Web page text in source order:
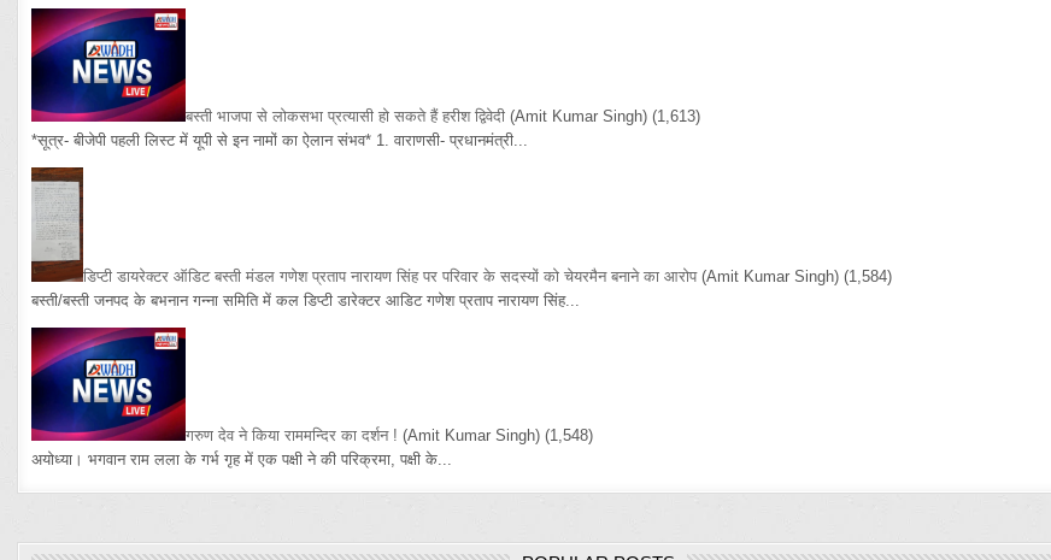
बस्ती भाजपा से लोकसभा प्रत्यासी हो सकते हैं हरीश द्विवेदी (Amit Kumar Singh) (1,613)
*सूत्र- बीजेपी पहली लिस्ट में यूपी से इन नामों का ऐलान संभव* 1. वाराणसी- प्रधानमंत्री...
डिप्टी डायरेक्टर ऑडिट बस्ती मंडल गणेश प्रताप नारायण सिंह पर परिवार के सदस्यों को चेयरमैन बनाने का आरोप (Amit Kumar Singh) (1,584)
बस्ती/बस्ती जनपद के बभनान गन्ना समिति में कल डिप्टी डारेक्टर आडिट गणेश प्रताप नारायण सिंह...
गरुण देव ने किया राममन्दिर का दर्शन ! (Amit Kumar Singh) (1,548)
अयोध्या। भगवान राम लला के गर्भ गृह में एक पक्षी ने की परिक्रमा, पक्षी के...